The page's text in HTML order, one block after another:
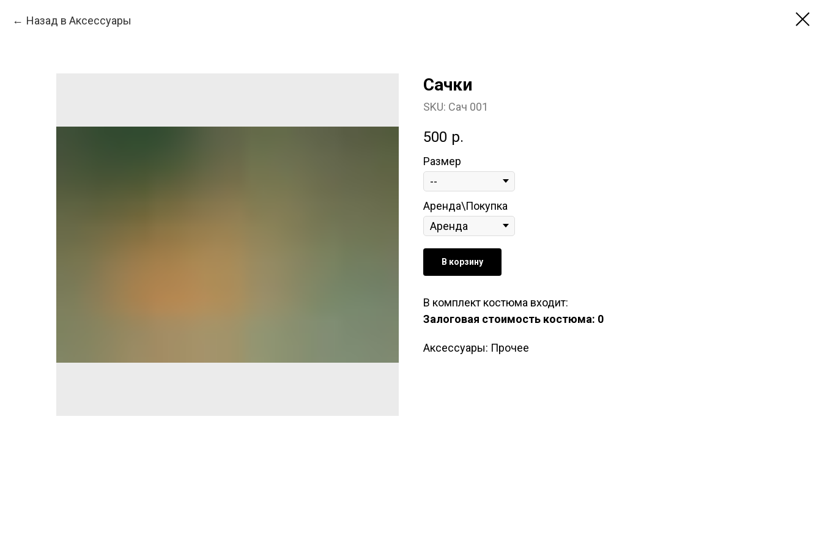
Назад в Аксессуары
Сачки
SKU: Сач 001
500 р.
Размер
Аренда\Покупка
В корзину
В комплект костюма входит:
Залоговая стоимость костюма: 0
Аксессуары: Прочее